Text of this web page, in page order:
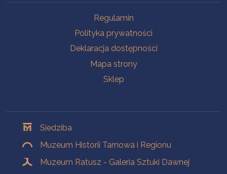
Regulamin
Polityka prywatności
Deklaracja dostępności
Mapa strony
Sklep
Siedziba
Muzeum Historii Tarnowa i Regionu
Muzeum Ratusz - Galeria Sztuki Dawnej